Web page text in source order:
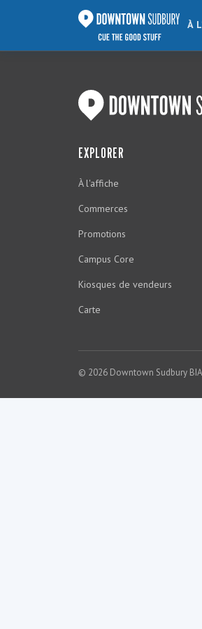
À
EXPLORER
À l'affiche
Commerces
Promotions
Campus Core
Kiosques de vendeurs
Carte
© 2026 Downtown Sudbury BIA